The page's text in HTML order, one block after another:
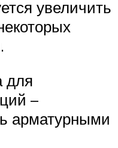
увеличить
для
–
арматурными